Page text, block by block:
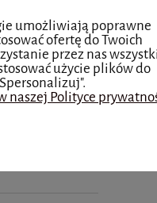
16,00 zł
20,00 zł
20,00 zł
umożliwiają poprawne
ofertę do Twoich
przez nas
użycie plików do
naszej Polityce